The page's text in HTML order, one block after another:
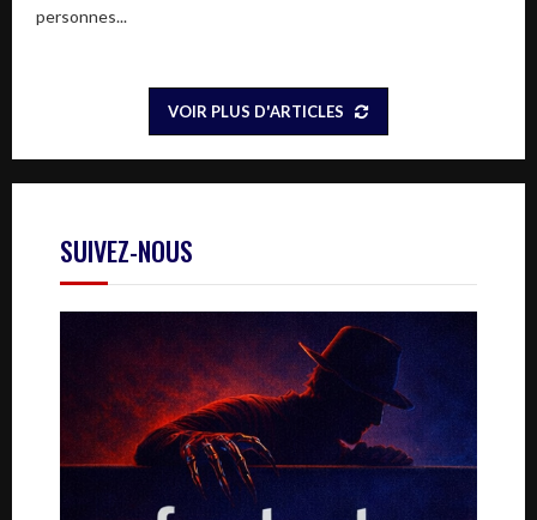
personnes...
VOIR PLUS D'ARTICLES
SUIVEZ-NOUS